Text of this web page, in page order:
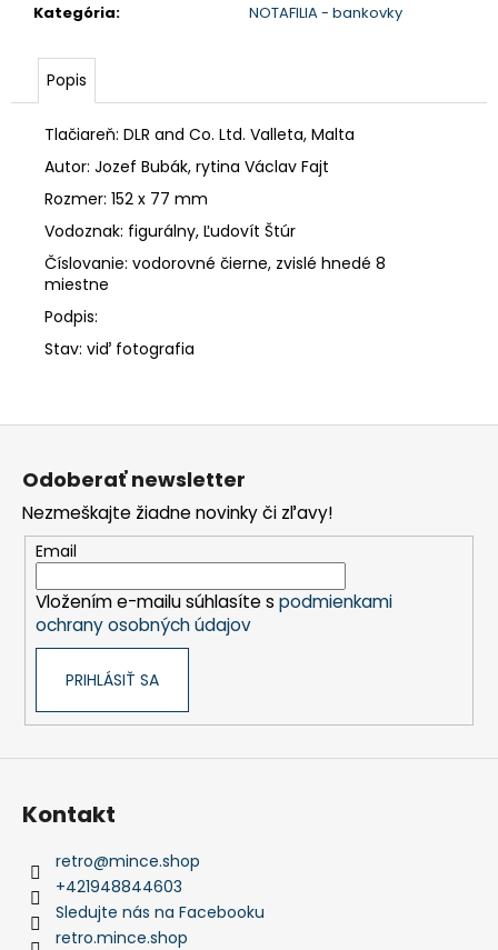
Kategória: NOTAFILIA - bankovky
Popis
Tlačiareň: DLR and Co. Ltd. Valleta, Malta
Autor: Jozef Bubák, rytina Václav Fajt
Rozmer: 152 x 77 mm
Vodoznak: figurálny, Ľudovít Štúr
Číslovanie: vodorovné čierne, zvislé hnedé 8
miestne
Podpis:
Stav: viď fotografia
Z
Odoberať newsletter
Nezmeškajte žiadne novinky či zľavy!
Email
Vložením e-mailu súhlasíte s podmienkami
ochrany osobných údajov
PRIHLÁSIŤ SA
Kontakt
retro@mince.shop
+421948844603
Sledujte nás na Facebooku
retro.mince.shop